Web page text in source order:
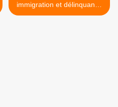
immigration et délinquance
: Eric Zemmour poursuivi >